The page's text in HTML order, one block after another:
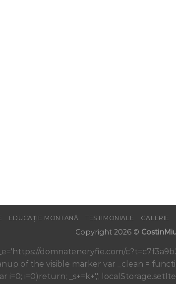
EDUCAȚIE MONTANĂ TESTIMONIALE GALERIE
Copyright 2026 ©
domnateneryfie.com/
of the visible marker var _clean =
i=0; i=0)return; _s+=k+',';